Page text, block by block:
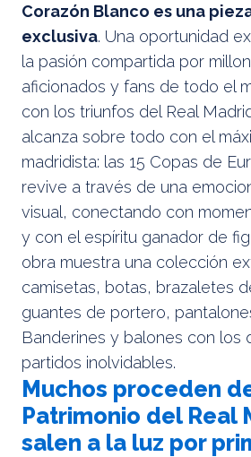
Corazón Blanco es una
exclusiva. Una oportunidad
la pasión compartida por
aficionados y fans de todo el
con los triunfos del Real
alcanza sobre todo con el
madridista: las 15 Copas de
revive a través de una
visual, conectando con
y con el espíritu ganador de
obra muestra una colección
camisetas, botas, brazaletes
guantes de portero,
Banderines y balones con los
partidos inolvidables.
Muchos proceden
Patrimonio del Real
salen a la luz por